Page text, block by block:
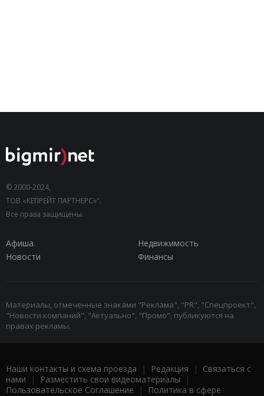
© 2000-2024,
ТОВ «КЕПРЕЙТ ПАРТНЕРС»".
Все права защищены.
Афиша
Недвижимость
Новости
Финансы
Материалы, отмеченные знаками "Реклама", "PR", "Спецпроект",
"Новости компаний", "Актуально", "Промо", публикуются на
правах рекламы.
Наши контакты и схема проезда | Редакция | Связаться с
нами | Разместить свои видеоматериалы |
Пользовательское Соглашение |
Политика в сфере